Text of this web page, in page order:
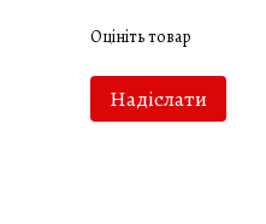
Оцініть товар
Надіслати